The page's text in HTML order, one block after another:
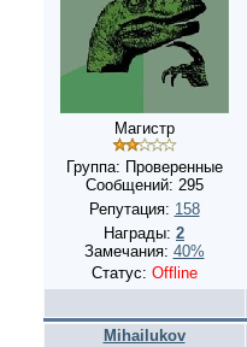
Магистр
Группа: Проверенные
Сообщений: 295
Репутация: 158
Награды: 2
Замечания: 40%
Статус: Offline
Mihailukov